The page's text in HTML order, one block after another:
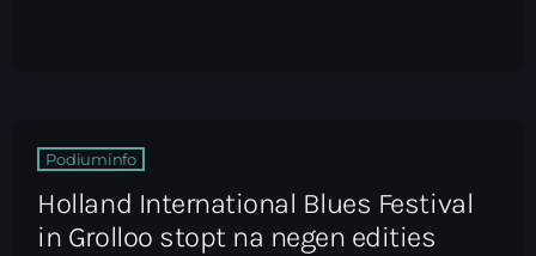
Podiuminfo
Holland International Blues Festival
in Grolloo stopt na negen edities